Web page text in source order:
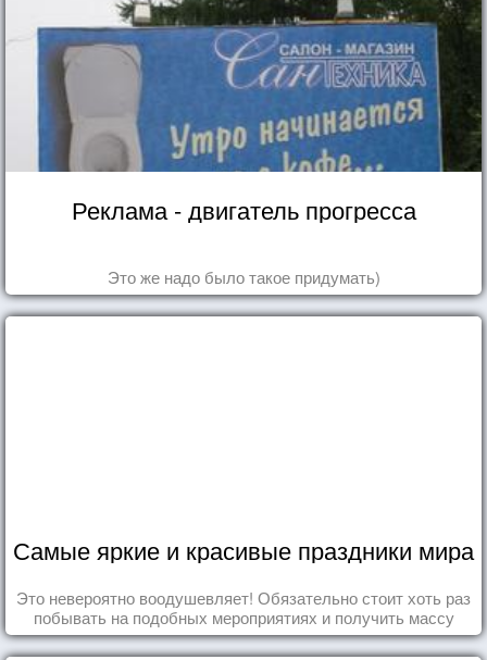
Реклама - двигатель прогресса
Это же надо было такое придумать)
Самые яркие и красивые праздники мира
Это невероятно воодушевляет! Обязательно стоит хоть раз
побывать на подобных мероприятиях и получить массу
впечатлений!